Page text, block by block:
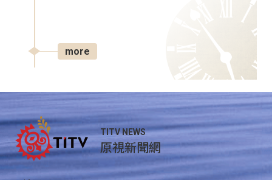
more
TITV NEWS
原視新聞網